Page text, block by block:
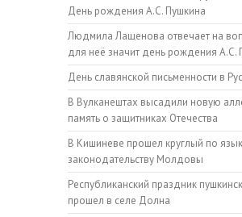
День рождения А.С. Пушкина
Людмила Лащенова отвечает на
для неё значит день рождения А.С.
День славянской письменности в
В Вулканештах высадили новую
память о защитниках Отечества
В Кишиневе прошел круглый по
законодательству Молдовы
Республиканский праздник
прошел в селе Долна